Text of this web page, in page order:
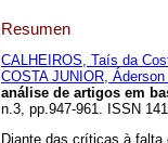
Resumen
CALHEIROS, Taís da
COSTA JUNIOR, Áderson
análise de artigos em
n.3, pp.947-961. ISSN
Diante das críticas à